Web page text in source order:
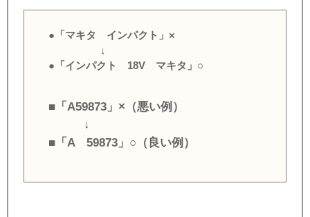
●「マキタ インパクト」×
↓
●「インパクト 18V マキタ」○
■「A59873」×（悪い例）
↓
■「A 59873」○（良い例）